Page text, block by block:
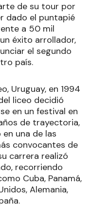
de su tour por
dado el puntapié
a 50 mil
éxito arrollador,
el segundo
país.
Uruguay, en 1994
liceo decidió
en un festival en
de trayectoria,
una de las
convocantes de
carrera realizó
recorriendo
Cuba, Panamá,
Alemania,